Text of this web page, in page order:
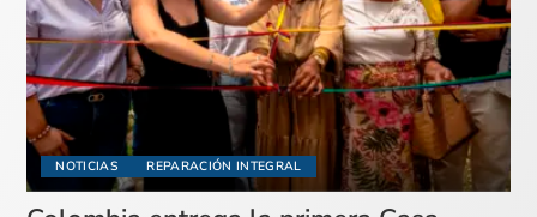
NOTICIAS REPARACIÓN INTEGRAL